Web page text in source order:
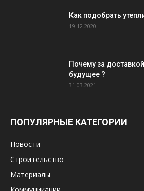
Как подобрать
19.12.2020
Почему за
будущее ?
31.03.2021
ПОПУЛЯРНЫЕ КАТЕГОРИИ
Новости
Строительство
Материалы